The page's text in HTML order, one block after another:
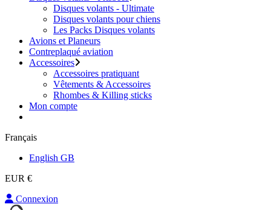
Disques volants - Ultimate
Disques volants pour chiens
Les Packs Disques volants
Avions et Planeurs
Contreplaqué aviation
Accessoires
Accessoires pratiquant
Vêtements & Accessoires
Rhombes & Killing sticks
Mon compte
Français
English GB
EUR €
Connexion